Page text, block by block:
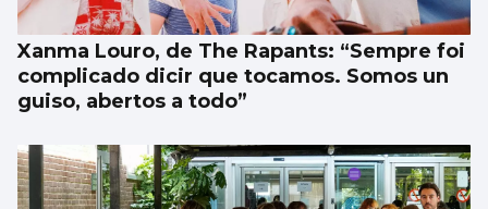
Xanma Louro, de The Rapants: “Sempre foi
complicado dicir que tocamos. Somos un
guiso, abertos a todo”